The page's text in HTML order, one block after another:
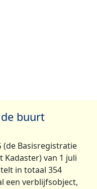
buurt
(de Basisregistratie
Kadaster) van 1 juli
in totaal 354
een verblijfsobject,